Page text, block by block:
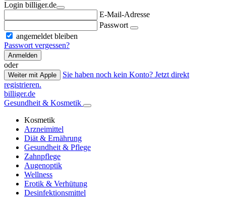
Login billiger.de
E-Mail-Adresse
Passwort
angemeldet bleiben
Passwort vergessen?
Anmelden
oder
Weiter mit Apple
Sie haben noch kein Konto? Jetzt direkt
registrieren.
billiger.de
Gesundheit & Kosmetik
Kosmetik
Arzneimittel
Diät & Ernährung
Gesundheit & Pflege
Zahnpflege
Augenoptik
Wellness
Erotik & Verhütung
Desinfektionsmittel